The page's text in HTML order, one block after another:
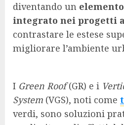
diventando un
integrato nei progetti
contrastare le estese
migliorare l’ambiente
I Green Roof(GR) e i
System (VGS), noti come
verdi, sono soluzioni